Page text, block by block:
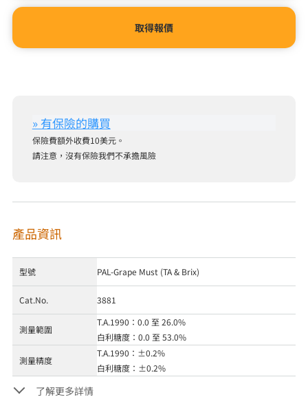
取得報價
保險費額外收費10美元。
請注意，沒有保險我們不承擔風險
產品資訊
型號 PAL-Grape Must (TA & Brix)
Cat.No. 3881
測量範圍
T.A.1990：0.0 至 26.0%
白利糖度：0.0 至 53.0%
測量精度
T.A.1990：±0.2%
白利糖度：±0.2%
了解更多詳情